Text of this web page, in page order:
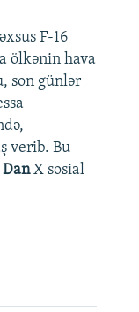
F-16
ölkənin hava
son günlər
verib. Bu
X sosial